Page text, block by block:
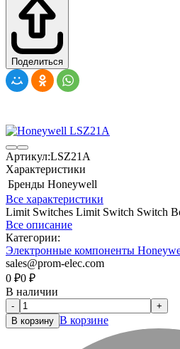
Поделиться
Артикул:LSZ21A
Характеристики
Бренды Honeywell
Все характеристики
Limit Switches Limit Switch Switch
Все описание
Категории:
Электронные компоненты
sales@prom-elec.com
0 ₽0 ₽
В наличии
-
+
В корзину В корзине